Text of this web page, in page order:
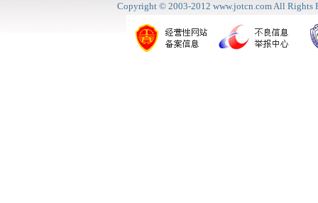
Copyright © 2003-2012 www.jotcn.comAll Rights